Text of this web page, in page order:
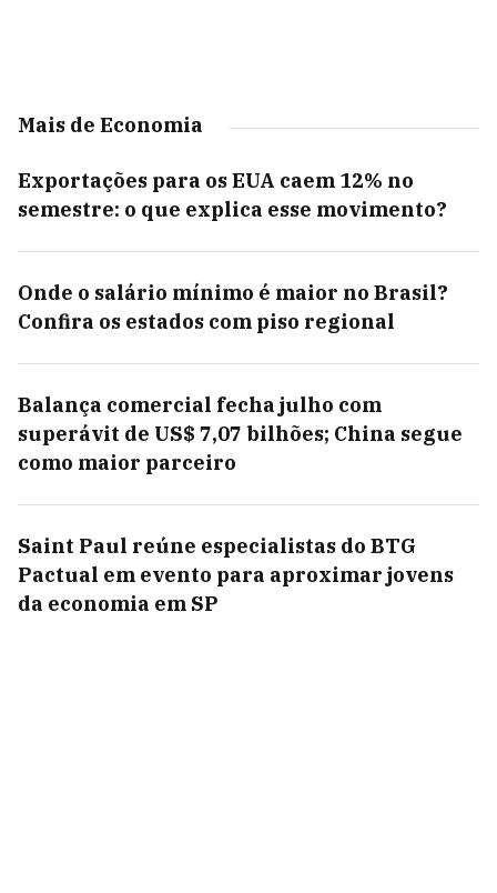
Mais de Economia
Exportações para os EUA caem 12% no
semestre: o que explica esse movimento?
Onde o salário mínimo é maior no Brasil?
Confira os estados com piso regional
Balança comercial fecha julho com
superávit de US$ 7,07 bilhões; China segue
como maior parceiro
Saint Paul reúne especialistas do BTG
Pactual em evento para aproximar jovens
da economia em SP